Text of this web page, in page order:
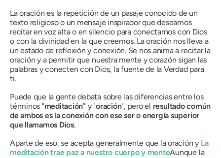
La oración es la repetición de un pasaje conocido de un
texto religioso o un mensaje inspirador que deseamos
recitar en voz alta o en silencio para conectarnos con Dios
o con la divinidad en la que creemos. La oración nos lleva a
un estado de reflexión y conexión. Se nos anima a recitar la
oración y a permitir que nuestra mente y corazón sigan las
palabras y conecten con Dios, la fuente de la Verdad para
ti.
Puede que la gente debata sobre las diferencias entre los
términos "meditación" y "oración", pero el resultado común
de ambos es la conexión con ese ser o energía superior
que llamamos Dios.
Aparte de eso, se acepta generalmente que la oración y La
meditación trae paz a nuestro cuerpo y menteAunque la